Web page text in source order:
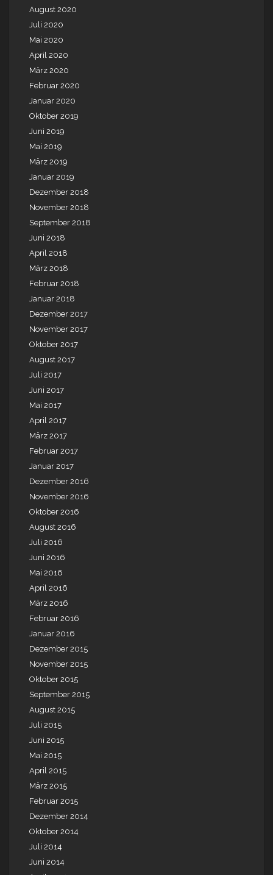
August 2020
Juli 2020
Mai 2020
April 2020
März 2020
Februar 2020
Januar 2020
Oktober 2019
Juni 2019
Mai 2019
März 2019
Januar 2019
Dezember 2018
November 2018
September 2018
Juni 2018
April 2018
März 2018
Februar 2018
Januar 2018
Dezember 2017
November 2017
Oktober 2017
August 2017
Juli 2017
Juni 2017
Mai 2017
April 2017
März 2017
Februar 2017
Januar 2017
Dezember 2016
November 2016
Oktober 2016
August 2016
Juli 2016
Juni 2016
Mai 2016
April 2016
März 2016
Februar 2016
Januar 2016
Dezember 2015
November 2015
Oktober 2015
September 2015
August 2015
Juli 2015
Juni 2015
Mai 2015
April 2015
März 2015
Februar 2015
Dezember 2014
Oktober 2014
Juli 2014
Juni 2014